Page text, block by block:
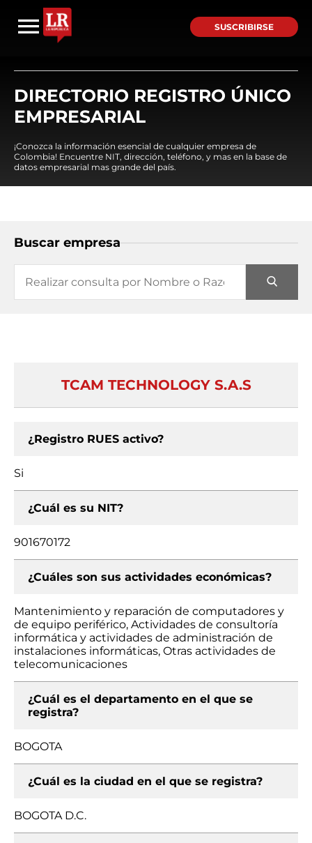
SUSCRIBIRSE
DIRECTORIO REGISTRO ÚNICO
EMPRESARIAL
¡Conozca la información esencial de cualquier empresa de
Colombia! Encuentre NIT, dirección, teléfono, y mas en la base de
datos empresarial mas grande del país.
Buscar empresa
TCAM TECHNOLOGY S.A.S
¿Registro RUES activo?
Si
¿Cuál es su NIT?
901670172
¿Cuáles son sus actividades económicas?
Mantenimiento y reparación de computadores y
de equipo periférico, Actividades de consultoría
informática y actividades de administración de
instalaciones informáticas, Otras actividades de
telecomunicaciones
¿Cuál es el departamento en el que se
registra?
BOGOTA
¿Cuál es la ciudad en el que se registra?
BOGOTA D.C.